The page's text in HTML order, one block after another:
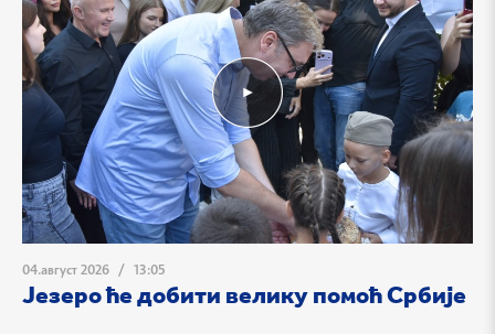
04.август 2026 / 13:05
Језеро ће добити велику помоћ Србије